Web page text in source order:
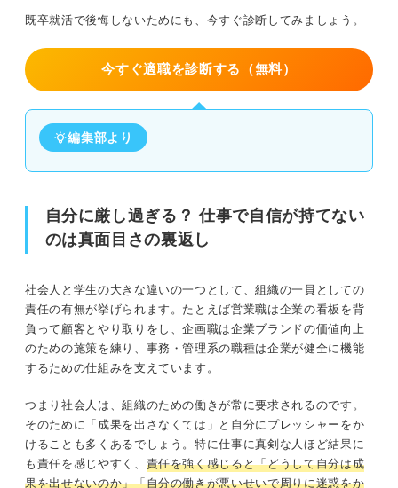
既卒就活で後悔しないためにも、今すぐ診断してみましょう。
今すぐ適職を診断する（無料）
編集部より
自分に厳し過ぎる？ 仕事で自信が持てない
のは真面目さの裏返し
社会人と学生の大きな違いの一つとして、組織の一員としての
責任の有無が挙げられます。たとえば営業職は企業の看板を背
負って顧客とやり取りをし、企画職は企業ブランドの価値向上
のための施策を練り、事務・管理系の職種は企業が健全に機能
するための仕組みを支えています。
つまり社会人は、組織のための働きが常に要求されるのです。
そのために「成果を出さなくては」と自分にプレッシャーをか
けることも多くあるでしょう。特に仕事に真剣な人ほど結果に
も責任を感じやすく、 責任を強く感じると「どうして自分は成
果を出せないのか」「自分の働きが悪いせいで周りに迷惑をか
不安を抱えず仕事をしたい！ 自信を持てるようになるた
①自分の仕事を定性面から評価する
②こなした仕事の量を可視化する
③仕事でほめられたポイントをすぐに見返せるようにする
⑤仕事に関連する資格を取得して専門性を高める
⑦周りの人を評価の基準にしない
行動の積み重ねが大切！ 自信がない人こそ積極性を鍛え
て自分軸で仕事に臨もう